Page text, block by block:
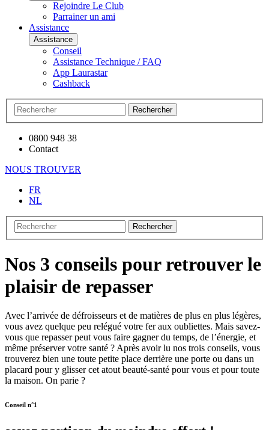
Rejoindre Le Club
Parrainer un ami
Assistance
Assistance
Conseil
Assistance Technique / FAQ
App Laurastar
Cashback
Rechercher
0800 948 38
Contact
NOUS TROUVER
FR
NL
Rechercher
Nos 3 conseils pour retrouver le
plaisir de repasser
Avec l’arrivée de défroisseurs et de matières de plus en plus légères,
vous avez quelque peu relégué votre fer aux oubliettes. Mais savez-
vous que repasser peut vous faire gagner du temps, de l’énergie, et
même préserver votre santé ? Après avoir lu nos trois conseils, vous
trouverez bien une toute petite place derrière une porte ou dans un
placard pour y glisser cet atout beauté-santé pour vous et pour toute
la maison. On parie ?
Conseil n°1